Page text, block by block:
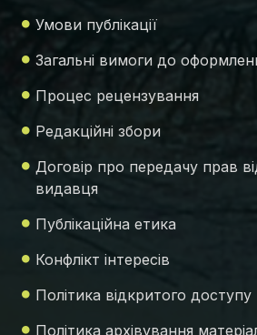
Умови публікації
Загальні вимоги до
Процес рецензування
Редакційні збори
Договір про передачу прав
видавця
Публікаційна етика
Конфлікт інтересів
Політика відкритого доступу
Політика архівування